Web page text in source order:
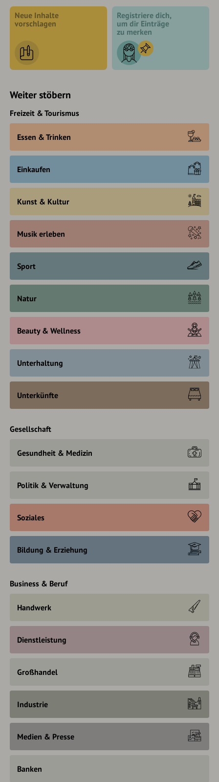
Neue Inhalte
vorschlagen
Registriere dich,
um dir Einträge
zu merken
Weiter stöbern
Freizeit & Tourismus
Essen & Trinken
Einkaufen
Kunst & Kultur
Musik erleben
Sport
Natur
Beauty & Wellness
Unterhaltung
Unterkünfte
Gesellschaft
Gesundheit & Medizin
Politik & Verwaltung
Soziales
Bildung & Erziehung
Business & Beruf
Handwerk
Dienstleistung
Großhandel
Industrie
Medien & Presse
Banken